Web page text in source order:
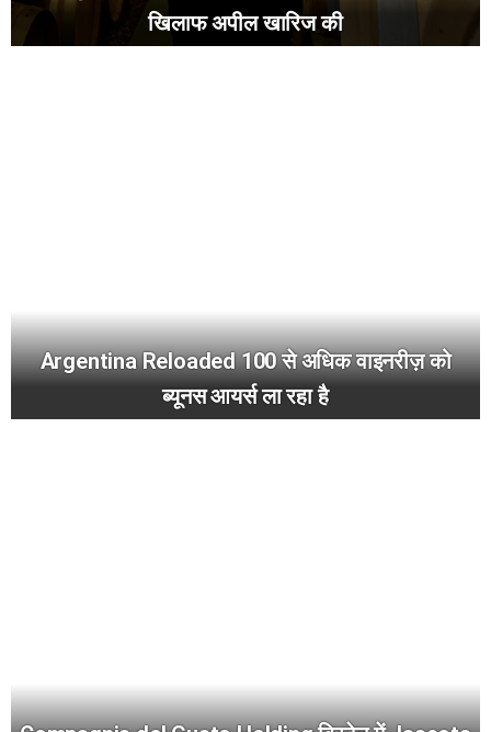
खिलाफ अपील खारिज की
Argentina Reloaded 100 से अधिक वाइनरीज़ को
ब्यूनस आयर्स ला रहा है